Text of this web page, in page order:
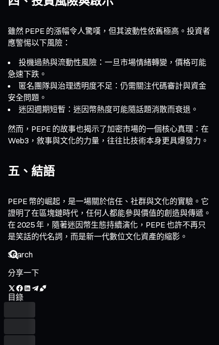
雖然 PEPE 的漲幅令人驚嘆，但其波動性依舊極高。投資者
應警惕以下風險：
投機過熱與流動性風險：一旦市場情緒轉變，價格可能
急速下跌。
匿名團隊與治理透明度不足：仍需關注代碼審計與資金
安全問題。
迷因週期短暫：迷因幣熱度可能隨話題消散而衰退。
然而，PEPE 的故事也揭示了加密市場的一個核心真理：在
Web3，敘事與文化的力量，往往比技術本身更具爆發力。
五、結語
PEPE 幣的崛起，是一場關於信任、社群與文化的實驗。它
證明了在區塊鏈時代，任何人都能參與價值的創造與傳遞。
在 2025 年，隨著迷因幣生態持續演化，PEPE 也許不再只
是笑話的代名詞，而是新一代數位文化資產的縮影。
分享一下
目錄